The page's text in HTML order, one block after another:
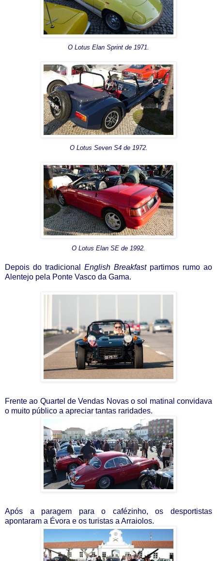
O Lotus Elan Sprint de 1971.
O Lotus Seven S4 de 1972.
O Lotus Elan SE de 1992.
Depois do tradicional English Breakfastpartimos rumo ao
Alentejo pela Ponte Vasco da Gama.
Frente ao Quartel de Vendas Novas o sol matinal convidava
o muito público a apreciar tantas raridades.
Após a paragem para o cafézinho, os desportistas
apontaram a Évora e os turistas a Arraiolos.